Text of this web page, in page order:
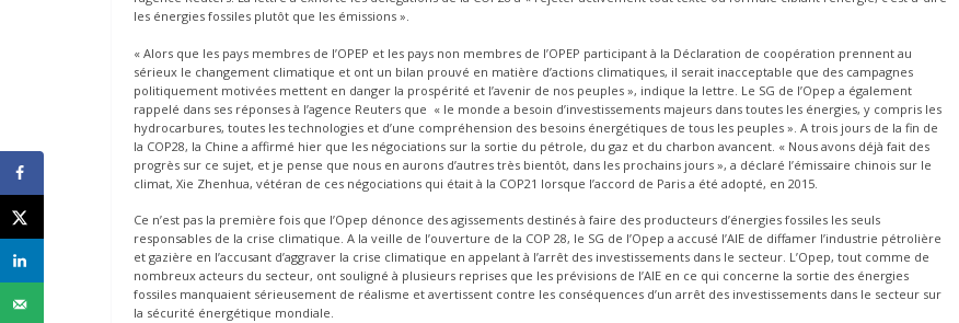
les énergies fossiles plutôt que les émissions ».
« Alors que les pays membres de l’OPEP et les pays non membres de l’OPEP participant à la Déclaration de coopération prennent au
sérieux le changement climatique et ont un bilan prouvé en matière d’actions climatiques, il serait inacceptable que des campagnes
politiquement motivées mettent en danger la prospérité et l’avenir de nos peuples », indique la lettre. Le SG de l’Opep a également
rappelé dans ses réponses à l’agence Reuters que « le monde a besoin d’investissements majeurs dans toutes les énergies, y compris les
hydrocarbures, toutes les technologies et d’une compréhension des besoins énergétiques de tous les peuples ». A trois jours de la fin de
la COP28, la Chine a affirmé hier que les négociations sur la sortie du pétrole, du gaz et du charbon avancent. « Nous avons déjà fait des
progrès sur ce sujet, et je pense que nous en aurons d’autres très bientôt, dans les prochains jours », a déclaré l’émissaire chinois sur le
climat, Xie Zhenhua, vétéran de ces négociations qui était à la COP21 lorsque l’accord de Paris a été adopté, en 2015.
Ce n’est pas la première fois que l’Opep dénonce des agissements destinés à faire des producteurs d’énergies fossiles les seuls
responsables de la crise climatique. A la veille de l’ouverture de la COP 28, le SG de l’Opep a accusé l’AIE de diffamer l’industrie pétrolière
et gazière en l’accusant d’aggraver la crise climatique en appelant à l’arrêt des investissements dans le secteur. L’Opep, tout comme de
nombreux acteurs du secteur, ont souligné à plusieurs reprises que les prévisions de l’AIE en ce qui concerne la sortie des énergies
fossiles manquaient sérieusement de réalisme et avertissent contre les conséquences d’un arrêt des investissements dans le secteur sur
la sécurité énergétique mondiale.